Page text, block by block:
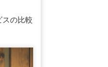
の比較